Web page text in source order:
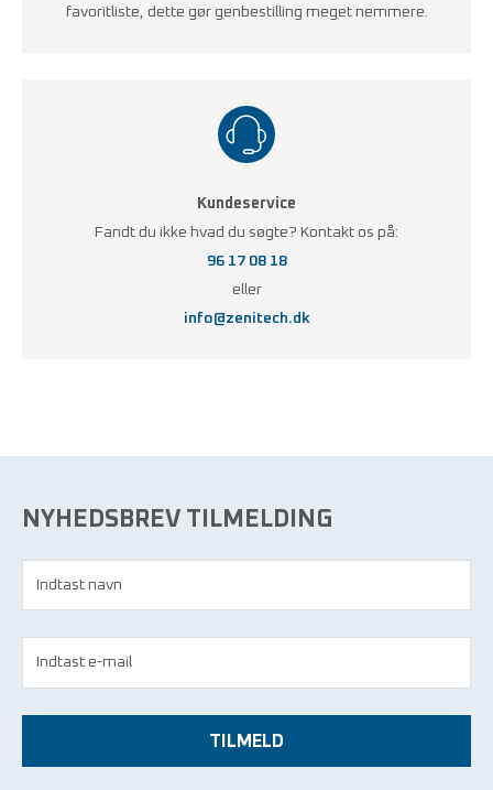
favoritliste, dette gør genbestilling meget nemmere.
Kundeservice
Fandt du ikke hvad du søgte? Kontakt os på:
96 17 08 18
eller
info@zenitech.dk
NYHEDSBREV TILMELDING
TILMELD